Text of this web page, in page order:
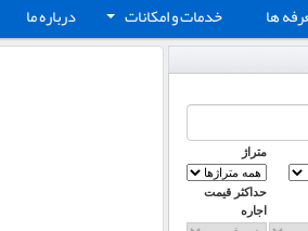
ها + خدمات و امکانات درباره ما
متراژ
حداکثر قیمت
اجاره